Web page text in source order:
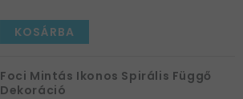
KOSÁRBA
Foci Mintás Ikonos Spirális Függő
Dekoráció